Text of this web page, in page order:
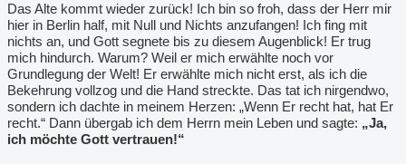
Das Alte kommt wieder zurück! Ich bin so froh, dass der Herr mir
hier in Berlin half, mit Null und Nichts anzufangen! Ich fing mit
nichts an, und Gott segnete bis zu diesem Augenblick! Er trug
mich hindurch. Warum? Weil er mich erwählte noch vor
Grundlegung der Welt! Er erwählte mich nicht erst, als ich die
Bekehrung vollzog und die Hand streckte. Das tat ich nirgendwo,
sondern ich dachte in meinem Herzen: „Wenn Er recht hat, hat Er
recht.“ Dann übergab ich dem Herrn mein Leben und sagte: „Ja,
ich möchte Gott vertrauen!“